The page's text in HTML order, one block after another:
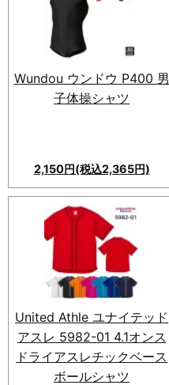
Wundou ウンドウ P400 男
子体操シャツ
2,150円(税込2,365円)
United Athle ユナイテッド
アスレ 5982-01 4.1オンス
ドライアスレチックベース
ボールシャツ